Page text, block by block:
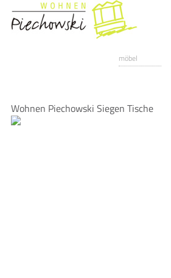
möbel
Wohnen Piechowski Siegen Tische